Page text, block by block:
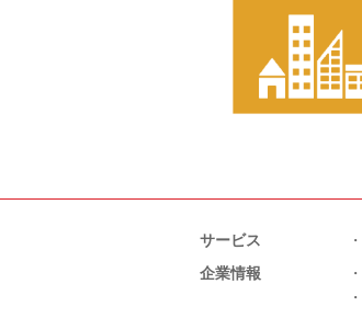
サービス
企業情報